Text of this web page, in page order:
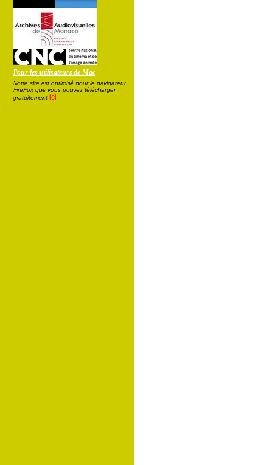
Pour les utilisateurs de Mac
Notre site est optimisé pour le navigateur
FireFox que vous pouvez télécharger
gratuitement ici